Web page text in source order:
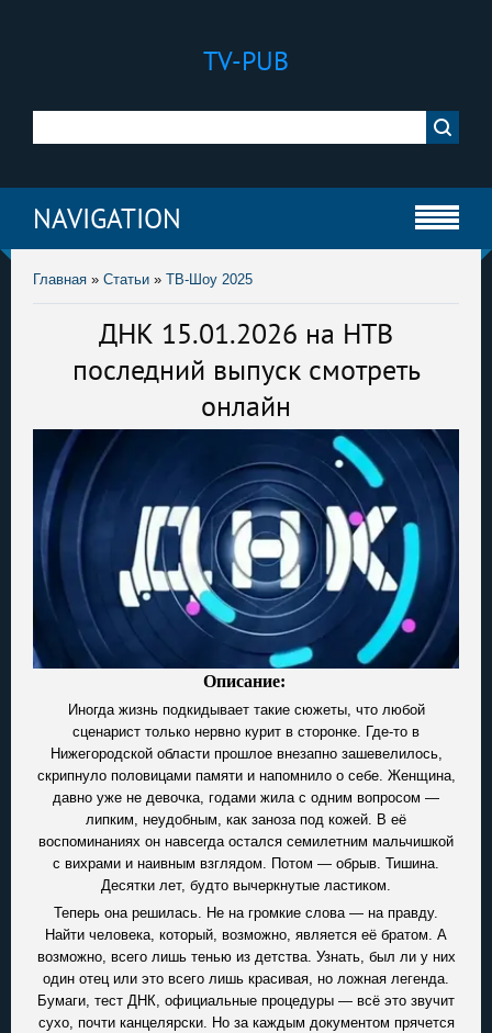
TV-PUB
NAVIGATION
Главная » Статьи » ТВ-Шоу 2025
ДНК 15.01.2026 на НТВ
последний выпуск смотреть
онлайн
Описание:
Иногда жизнь подкидывает такие сюжеты, что любой
сценарист только нервно курит в сторонке. Где-то в
Нижегородской области прошлое внезапно зашевелилось,
скрипнуло половицами памяти и напомнило о себе. Женщина,
давно уже не девочка, годами жила с одним вопросом —
липким, неудобным, как заноза под кожей. В её
воспоминаниях он навсегда остался семилетним мальчишкой
с вихрами и наивным взглядом. Потом — обрыв. Тишина.
Десятки лет, будто вычеркнутые ластиком.
Теперь она решилась. Не на громкие слова — на правду.
Найти человека, который, возможно, является её братом. А
возможно, всего лишь тенью из детства. Узнать, был ли у них
один отец или это всего лишь красивая, но ложная легенда.
Бумаги, тест ДНК, официальные процедуры — всё это звучит
сухо, почти канцелярски. Но за каждым документом прячется